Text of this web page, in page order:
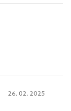
26. 02. 2025